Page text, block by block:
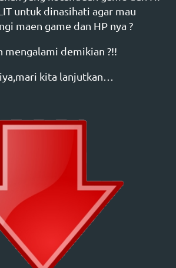
untuk dinasihati agar mau
maen game dan HP nya ?
mengalami demikian ?!!
kita lanjutkan…